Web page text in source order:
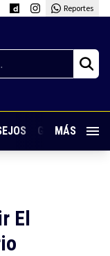
Reportes
GUARDIA
MÁS
El